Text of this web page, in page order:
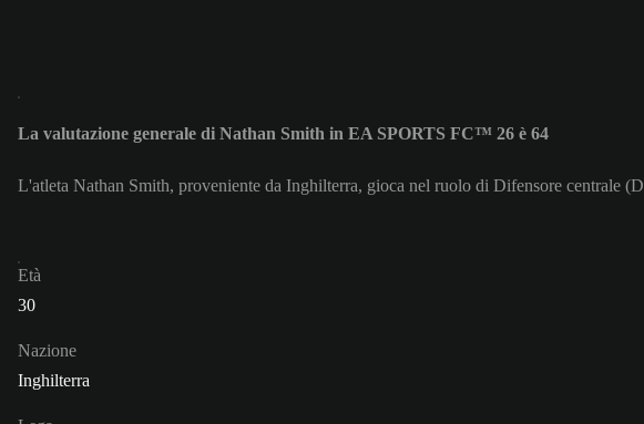
La valutazione generale di Nathan Smith in EA SPORTS FC™ 26 è 64
L'atleta Nathan Smith, proveniente da Inghilterra, gioca nel ruolo di Difensore centrale
Età
30
Nazione
Inghilterra